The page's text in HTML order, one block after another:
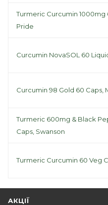
Turmeric Curcumin 1000mg
Pride
Curcumin NovaSOL 60
Curcumin 98 Gold 60 Caps,
Turmeric 600mg & Black
Caps, Swanson
Turmeric Curcumin 60 Veg
АКЦІЇ